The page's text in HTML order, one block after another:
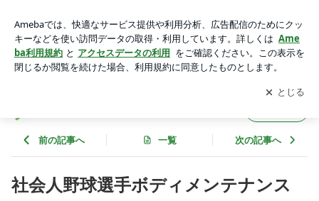
ナルジムアプリをダウンロードして ブログの更新通知
を受け取りまし
ょう。
開く
前の記事へ 一覧 次の記事へ
社会人野球選手ボディメンテナンス